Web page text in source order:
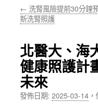
要
容
← 洗腎風險提前30分鐘
新洗腎照護
北醫大、海
健康照護計
未來
發佈日期: 2025-03-14 ，